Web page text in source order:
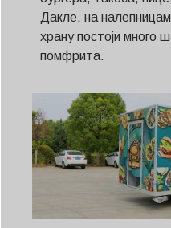
Дакле, на
храну постоји много
помфрита.